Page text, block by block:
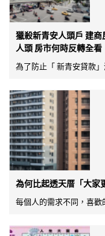
獵殺新青安人頭戶 建
人頭 房市何時反轉全看
為了防止「 新青安貸款
為何比起透天厝「大家
每個人的需求不同，喜